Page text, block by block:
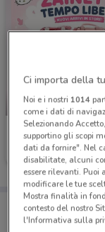
Giocheria
Scade giovedì
Porta
Puoi
Ci importa della
Noi e i nostri 1014
come i dati di
Selezionando
supportino gli scopi
dati da fornire". Nel
disabilitate, alcuni
essere rilevanti. Puoi
modificare le tue
Mostra finalità in
contesto del nostro
l'Informativa sulla